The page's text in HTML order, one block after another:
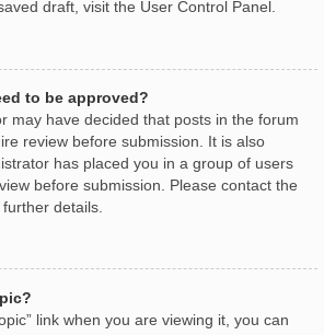
draft, visit the User Control Panel.
to be approved?
may have decided that posts in the forum
review before submission. It is also
has placed you in a group of users
before submission. Please contact the
details.
link when you are viewing it, you can